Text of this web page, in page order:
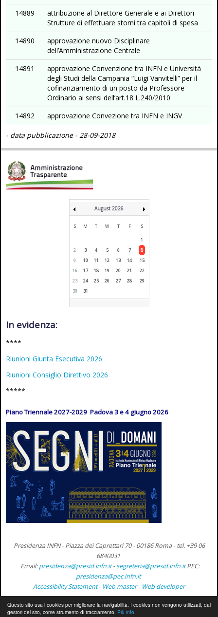
Questo sito usa i cookies per migliorare la navigabilità. I cookies non vengono utilizzati, dai
gestori del sito, come strumento di tracciamento. Più info
14889
attribuzione al Direttore Generale e ai Direttori
Strutture di effettuare storni tra capitoli di spesa
14890
approvazione nuovo Disciplinare
dell’Amministrazione Centrale
14891
approvazione Convenzione tra INFN e Università
degli Studi della Campania “Luigi Vanvitelli” per il
cofinanziamento di un posto da Professore
Ordinario ai sensi dell’art.18 L.240/2010
14892
approvazione Convezione tra INFN e INGV
- data pubblicazione - 28-09-2018
August 2026
S M T W T F S
1
2
3 4 5 6 7
8
9
10 11 12 13 14
15
16
17 18 19 20 21
22
23
24 25 26 27 28
29
30
31
In evidenza:
****
Riunioni Giunta Esecutiva 2026
Riunioni Consiglio Direttivo 2026
*****
Piano Triennale 2027-2029 Padova 3 e 4 giugno 2026
Presidenza INFN - Piazza dei Caprettari 70 - 00186 Roma -tel. +39 06
6840031
Email:presidenza@presid.infn.it-segreteria@presid.infn.it PEC:
presidenza@pec.infn.it
Accessibility Statement- Web master- Web developer